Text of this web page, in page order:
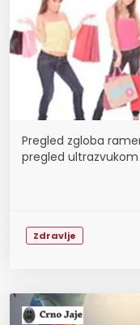
Pregled zgloba
pregled ultrazvukom
Zdravlje